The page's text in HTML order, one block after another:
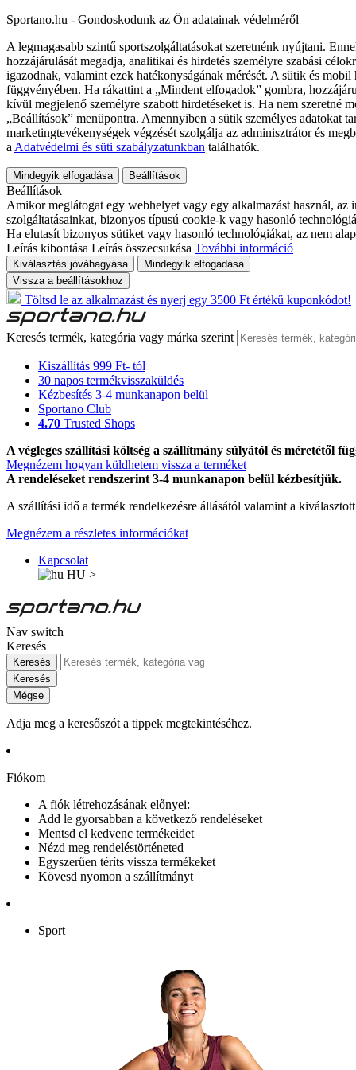
Sportano.hu - Gondoskodunk az Ön adatainak védelméről
A legmagasabb szintű sportszolgáltatásokat szeretnénk nyújtani.
hozzájárulását megadja, analitikai és hirdetés személyre szabási
igazodnak, valamint ezek hatékonyságának mérését. A sütik és
függvényében. Ha rákattint a „Mindent elfogadok” gombra,
kívül megjelenő személyre szabott hirdetéseket is. Ha nem szeretné
„Beállítások” menüpontra. Amennyiben a sütik személyes adatokat
marketingtevékenységek végzését szolgálja az adminisztrátor és
a Adatvédelmi és süti szabályzatunkban találhatók.
Mindegyik elfogadása Beállítások
Beállítások
Amikor meglátogat egy webhelyet vagy egy alkalmazást használ,
szolgáltatásainkat, bizonyos típusú cookie-k vagy hasonló
Ha elutasít bizonyos sütiket vagy hasonló technológiákat, az nem
Leírás kibontása Leírás összecsukása További információ
Kiválasztás jóváhagyása
Mindegyik elfogadása
Vissza a beállításokhoz
Töltsd le az alkalmazást és nyerj egy 3500 Ft értékű kuponkódot!
Keresés termék, kategória vagy márka szerint
Kiszállítás 999 Ft- tól
30 napos termékvisszaküldés
Kézbesítés 3-4 munkanapon belül
Sportano Club
4.70 Trusted Shops
A végleges szállítási költség a szállítmány súlyától és méretétől
Megnézem hogyan küldhetem vissza a terméket
A rendeléseket rendszerint 3-4 munkanapon belül kézbesítjük.
A szállítási idő a termék rendelkezésre állásától valamint a
Megnézem a részletes információkat
Kapcsolat
HU >
Nav switch
Keresés
Keresés
Keresés
Mégse
Adja meg a keresőszót a tippek megtekintéséhez.
Fiókom
A fiók létrehozásának előnyei:
Add le gyorsabban a következő rendeléseket
Mentsd el kedvenc termékeidet
Nézd meg rendeléstörténeted
Egyszerűen téríts vissza termékeket
Kövesd nyomon a szállítmányt
Sport